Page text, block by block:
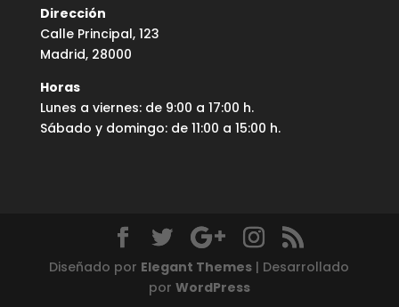
Dirección
Calle Principal, 123
Madrid, 28000
Horas
Lunes a viernes: de 9:00 a 17:00 h.
Sábado y domingo: de 11:00 a 15:00 h.
Diseñado por Elegant Themes | Desarrollado
por WordPress